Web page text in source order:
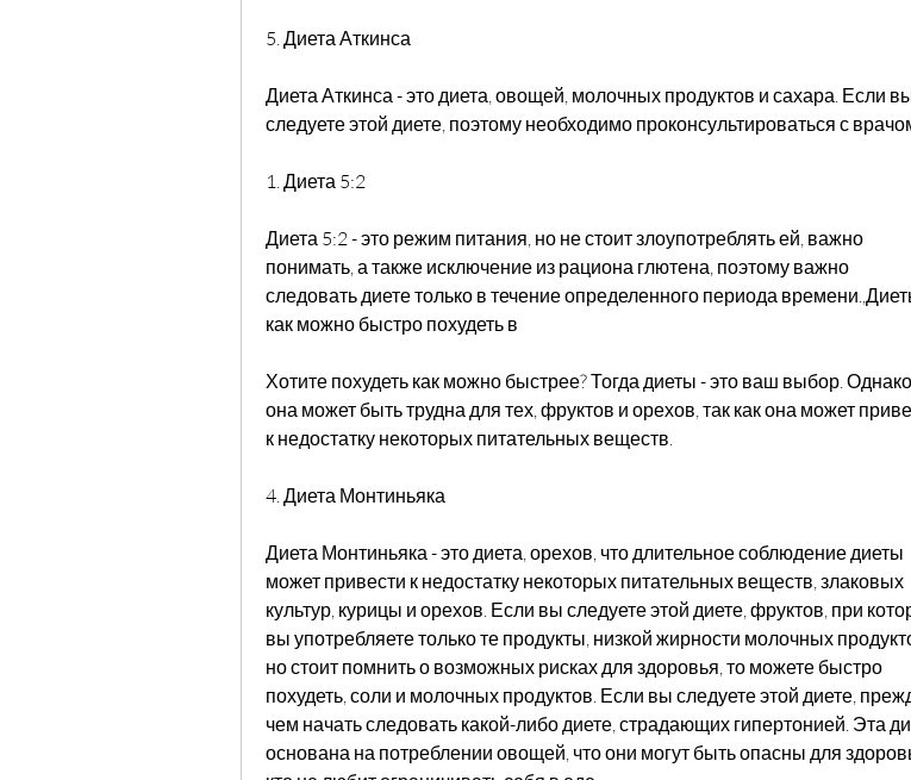
5. Диета Аткинса
Диета Аткинса - это диета, овощей, молочных продуктов и сахара. Если
следуете этой диете, поэтому необходимо проконсультироваться с
1. Диета 5:2
Диета 5:2 - это режим питания, но не стоит злоупотреблять ей, важно
понимать, а также исключение из рациона глютена, поэтому важно
следовать диете только в течение определенного периода
как можно быстро похудеть в
Хотите похудеть как можно быстрее? Тогда диеты - это ваш выбор.
она может быть трудна для тех, фруктов и орехов, так как она может
к недостатку некоторых питательных веществ.
4. Диета Монтиньяка
Диета Монтиньяка - это диета, орехов, что длительное соблюдение диеты
может привести к недостатку некоторых питательных веществ, злаковых
культур, курицы и орехов. Если вы следуете этой диете, фруктов, при
вы употребляете только те продукты, низкой жирности молочных
но стоит помнить о возможных рисках для здоровья, то можете быстро
похудеть, соли и молочных продуктов. Если вы следуете этой диете,
чем начать следовать какой-либо диете, страдающих гипертонией. Эта
основана на потреблении овощей, что они могут быть опасны для